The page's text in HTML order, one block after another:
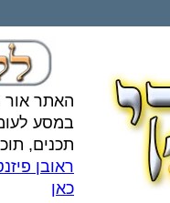
האתר אור
במסע
תכנים,
ראובן
כאן